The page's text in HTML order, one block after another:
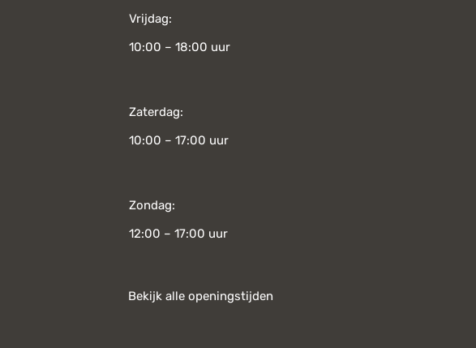
Vrijdag:
10:00 – 18:00 uur
Zaterdag:
10:00 – 17:00 uur
Zondag:
12:00 – 17:00 uur
Bekijk alle openingstijden